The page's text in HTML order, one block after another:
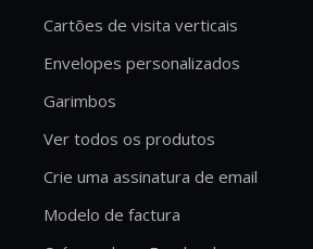
Cartões de visita verticais
Envelopes personalizados
Garimbos
Ver todos os produtos
Crie uma assinatura de email
Modelo de factura